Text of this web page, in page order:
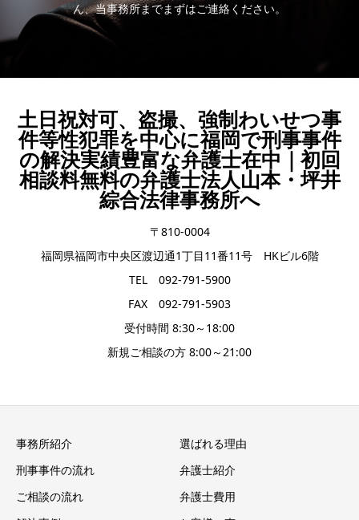
ん、当事務所までまずはご連絡ください。
土日祝対可、盗撮、強制わいせつ事
件等性犯罪を中心に福岡で刑事事件
の解決実績豊富な弁護士在中｜初回
相談料無料の弁護士法人山本・坪井
綜合法律事務所へ
〒810‐0004
福岡県福岡市中央区渡辺通1丁目11番11号 HKビル6階
TEL 092-791-5900
FAX 092-791-5903
受付時間 8:30～18:00
新規ご相談の方 8:00～21:00
事務所紹介
選ばれる理由
刑事事件の流れ
弁護士紹介
ご相談の流れ
弁護士費用